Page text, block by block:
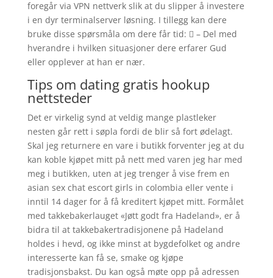
foregår via VPN nettverk slik at du slipper å investere
i en dyr terminalserver løsning. I tillegg kan dere
bruke disse spørsmåla om dere får tid:  – Del med
hverandre i hvilken situasjoner dere erfarer Gud
eller opplever at han er nær.
Tips om dating gratis hookup
nettsteder
Det er virkelig synd at veldig mange plastleker
nesten går rett i søpla fordi de blir så fort ødelagt.
Skal jeg returnere en vare i butikk forventer jeg at du
kan koble kjøpet mitt på nett med varen jeg har med
meg i butikken, uten at jeg trenger å vise frem en
asian sex chat escort girls in colombia eller vente i
inntil 14 dager for å få kreditert kjøpet mitt. Formålet
med takkebakerlauget «Jøtt godt fra Hadeland», er å
bidra til at takkebakertradisjonene på Hadeland
holdes i hevd, og ikke minst at bygdefolket og andre
interesserte kan få se, smake og kjøpe
tradisjonsbakst. Du kan også møte opp på adressen